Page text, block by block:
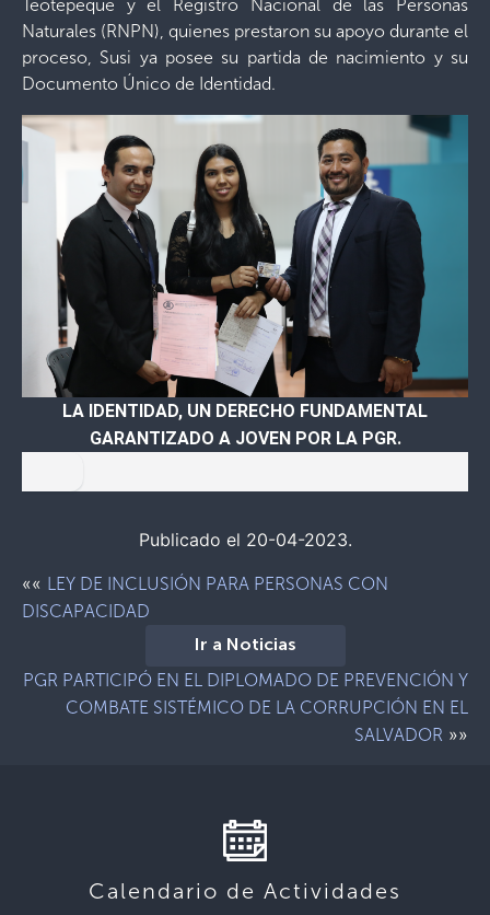
Teotepeque y el Registro Nacional de las Personas
Naturales (RNPN), quienes prestaron su apoyo durante el
proceso, Susi ya posee su partida de nacimiento y su
Documento Único de Identidad.
LA IDENTIDAD, UN DERECHO FUNDAMENTAL
GARANTIZADO A JOVEN POR LA PGR.
Publicado el 20-04-2023.
«« LEY DE INCLUSIÓN PARA PERSONAS CON
DISCAPACIDAD
Ir a Noticias
PGR PARTICIPÓ EN EL DIPLOMADO DE PREVENCIÓN Y
COMBATE SISTÉMICO DE LA CORRUPCIÓN EN EL
SALVADOR »»
Calendario de Actividades